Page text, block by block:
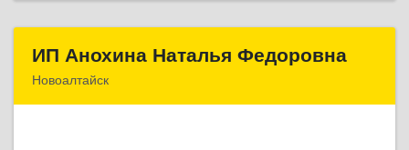
ИП Анохина Наталья Федоровна
Новоалтайск
ИП Анохина Наталья Федоровна